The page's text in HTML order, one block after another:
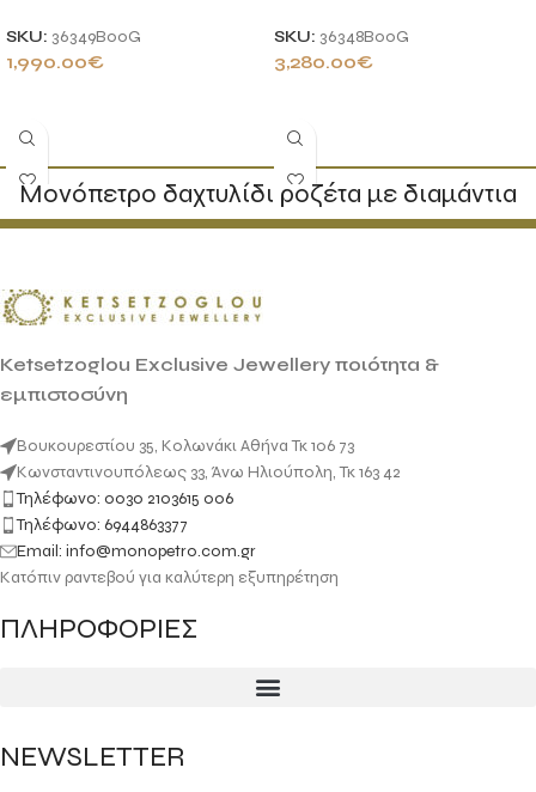
SKU: 36349B00G
1,990.00€
SKU: 36348B00G
3,280.00€
Μονόπετρο δαχτυλίδι ροζέτα με διαμάντια
Ketsetzoglou Exclusive Jewellery ποιότητα &
εμπιστοσύνη
Βουκουρεστίου 35, Κολωνάκι Αθήνα Τκ 106 73
Κωνσταντινουπόλεως 33, Άνω Ηλιούπολη, Τκ 163 42
Τηλέφωνο: 0030 2103615 006
Τηλέφωνο: 6944863377
Email: info@monopetro.com.gr
Κατόπιν ραντεβού για καλύτερη εξυπηρέτηση
ΠΛΗΡΟΦΟΡΙΕΣ
NEWSLETTER